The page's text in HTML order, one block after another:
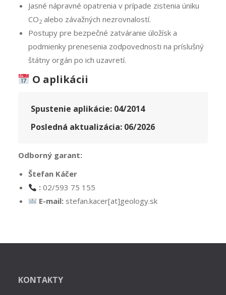
Jasné nápravné opatrenia v prípade zistenia úniku
CO2alebo závažných nezrovnalostí.
Postupy pre bezpečné zatváranie úložísk a
podmienky prenesenia zodpovednosti na príslušný
štátny orgán po ich uzavretí.
O aplikácii
Spustenie aplikácie:04/2014
Posledná aktualizácia:06/2026
Odborný garant:
Štefan Káčer
:02/593 75 155
E-mail: stefan.kacer[at]geology.sk
KONTAKTY